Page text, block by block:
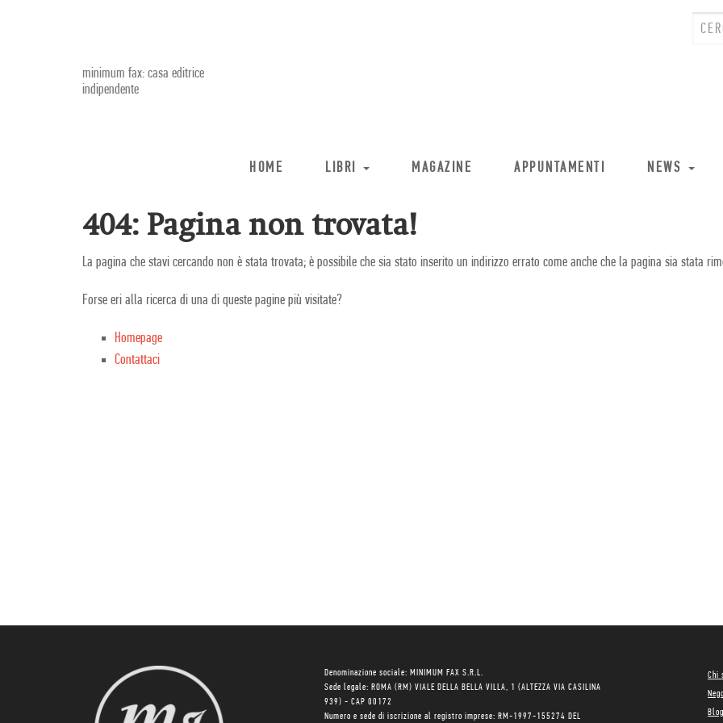
minimum fax: casa editrice
indipendente
HOME LIBRI MAGAZINE APPUNTAMENTI NEWS
404: Pagina non trovata!
La pagina che stavi cercando non è stata trovata; è possibile che sia stato inserito un indirizzo errato come anche che la pagina sia stata
Forse eri alla ricerca di una di queste pagine più visitate?
Homepage
Contattaci
Denominazione sociale: MINIMUM FAX S.R.L.
Sede legale: ROMA (RM) VIALE DELLA BELLA VILLA, 1 (ALTEZZA VIA CASILINA
939) - CAP 00172
Numero e sede di iscrizione al registro imprese: RM-1997-155274 DEL
Chi